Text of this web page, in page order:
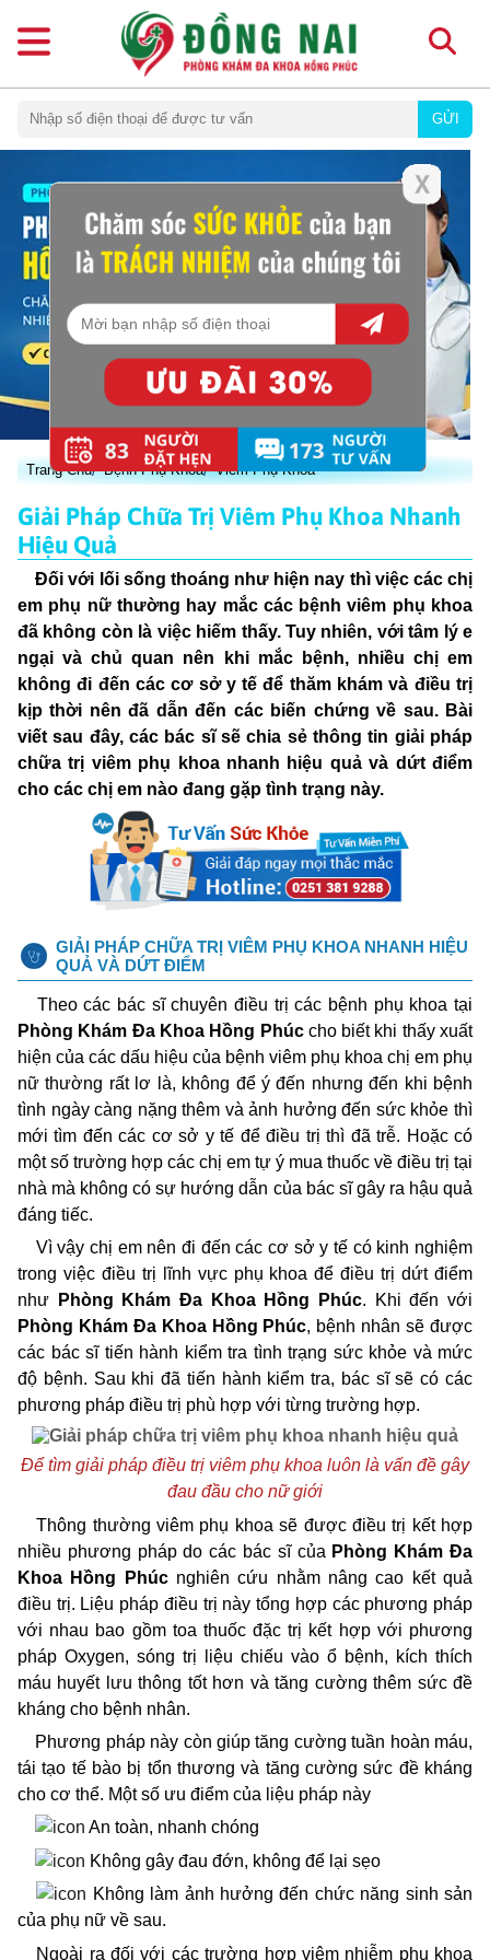
GỬI
Trang Chủ Bệnh Phụ Khoa Viêm Phụ Khoa
Giải Pháp Chữa Trị Viêm Phụ Khoa Nhanh
Hiệu Quả
Đối với lối sống thoáng như hiện nay thì việc các chị
em phụ nữ thường hay mắc các bệnh viêm phụ khoa
đã không còn là việc hiếm thấy. Tuy nhiên, với tâm lý e
ngại và chủ quan nên khi mắc bệnh, nhiều chị em
không đi đến các cơ sở y tế để thăm khám và điều trị
kịp thời nên đã dẫn đến các biến chứng về sau. Bài
viết sau đây, các bác sĩ sẽ chia sẻ thông tin giải pháp
chữa trị viêm phụ khoa nhanh hiệu quả và dứt điểm
cho các chị em nào đang gặp tình trạng này.
GIẢI PHÁP CHỮA TRỊ VIÊM PHỤ KHOA NHANH HIỆU
QUẢ VÀ DỨT ĐIỂM
Theo các bác sĩ chuyên điều trị các bệnh phụ khoa tại
Phòng Khám Đa Khoa Hồng Phúccho biết khi thấy xuất
hiện của các dấu hiệu của bệnh viêm phụ khoa chị em phụ
nữ thường rất lơ là, không để ý đến nhưng đến khi bệnh
tình ngày càng nặng thêm và ảnh hưởng đến sức khỏe thì
mới tìm đến các cơ sở y tế để điều trị thì đã trễ. Hoặc có
một số trường hợp các chị em tự ý mua thuốc về điều trị tại
nhà mà không có sự hướng dẫn của bác sĩ gây ra hậu quả
đáng tiếc.
Vì vậy chị em nên đi đến các cơ sở y tế có kinh nghiệm
trong việc điều trị lĩnh vực phụ khoa để điều trị dứt điểm
như
Phòng Khám Đa Khoa Hồng Phúc. Khi đến với
Phòng Khám Đa Khoa Hồng Phúc, bệnh nhân sẽ được
các bác sĩ tiến hành kiểm tra tình trạng sức khỏe và mức
độ bệnh. Sau khi đã tiến hành kiểm tra, bác sĩ sẽ có các
phương pháp điều trị phù hợp với từng trường hợp.
Để tìm giải pháp điều trị viêm phụ khoa luôn là vấn đề gây
đau đầu cho nữ giới
Thông thường viêm phụ khoa sẽ được điều trị kết hợp
nhiều phương pháp do các bác sĩ của Phòng Khám Đa
Khoa Hồng Phúcnghiên cứu nhằm nâng cao kết quả
điều trị. Liệu pháp điều trị này tổng hợp các phương pháp
với nhau bao gồm toa thuốc đặc trị kết hợp với phương
pháp Oxygen, sóng trị liệu chiếu vào ổ bệnh, kích thích
máu huyết lưu thông tốt hơn và tăng cường thêm sức đề
kháng cho bệnh nhân.
Phương pháp này còn giúp tăng cường tuần hoàn máu,
tái tạo tế bào bị tổn thương và tăng cường sức đề kháng
cho cơ thể. Một số ưu điểm của liệu pháp này
An toàn, nhanh chóng
Không gây đau đớn, không để lại sẹo
Không làm ảnh hưởng đến chức năng sinh sản
của phụ nữ về sau.
Ngoài ra đối với các trường hợp viêm nhiễm phụ khoa